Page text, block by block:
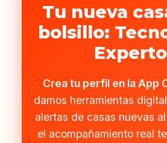
Tu nueva
bolsillo:
Crea tu perfil en la App
damos herramientas
alertas de casas nuevas
el acompañamiento real